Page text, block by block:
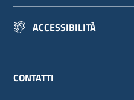
ACCESSIBILITÀ
CONTATTI